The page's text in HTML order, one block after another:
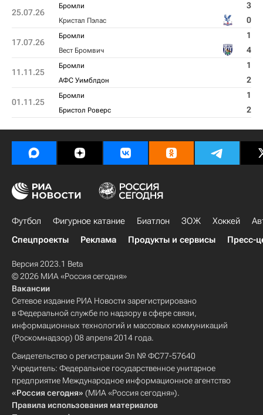
25.07.26
Бромли 3
Кристал Пэлас 0
17.07.26
Бромли 1
Вест Бромвич 4
11.11.25
Бромли 1
АФС Уимблдон 2
01.11.25
Бромли 1
Бристол Роверс 2
Футбол Фигурное катание Биатлон ЗОЖ Хоккей
Спецпроекты
Реклама Продукты и сервисы Пресс-
Версия 2023.1 Beta
© 2026 МИА «Россия сегодня»
Вакансии
Сетевое издание РИА Новости зарегистрировано
в Федеральной службе по надзору в сфере связи,
информационных технологий и массовых коммуникаций
(Роскомнадзор) 08 апреля 2014 года.
Свидетельство о регистрации Эл № ФС77-57640
Учредитель: Федеральное государственное унитарное
предприятие Международное информационное агентство
«Россия сегодня» (МИА «Россия сегодня»).
Правила использования материалов